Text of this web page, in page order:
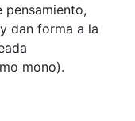
dan forma a la
mono).